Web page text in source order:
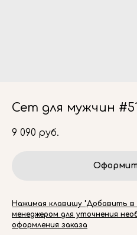
Сет для мужчин
9 090 руб.
Нажимая клавишу "Добавить в
менеджером для уточнения
оформления заказа